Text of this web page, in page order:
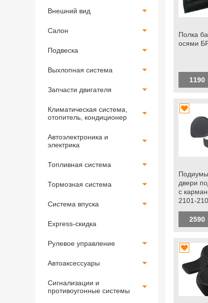
Внешний вид
Салон
Подвеска
Выхлопная система
Запчасти двигателя
Климатическая система,
отопитель, кондиционер
Автоэлектроника и
электрика
Топливная система
Тормозная система
Система впуска
Express-скидка
Рулевое управление
Автоаксессуары
Сигнализации и
противоугонные системы
Полка
осями
1190
двери
с
2101-
2590